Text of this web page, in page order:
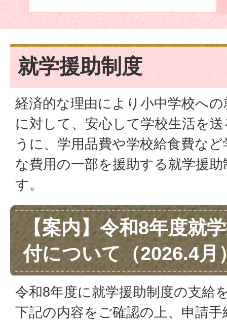
就学援助制度
経済的な理由により小中学校へ
に対して、安心して学校生活を
うに、学用品費や学校給食費な
な費用の一部を援助する就学援
す。
【案内】令和8年度就
付について（2026.4月
令和8年度に就学援助制度の支給
下記の内容をご確認の上、申請